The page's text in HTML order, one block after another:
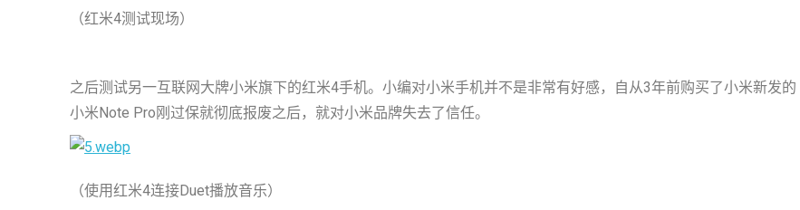
（红米4测试现场）
之后测试另一互联网大牌小米旗下的红米4手机。小编对小米手机并不是非常有好感，自从3年前购买了小米新发的
小米Note Pro刚过保就彻底报废之后，就对小米品牌失去了信任。
（使用红米4连接Duet播放音乐）